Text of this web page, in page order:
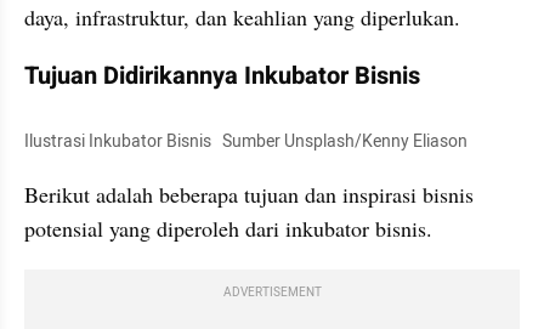
daya, infrastruktur, dan keahlian yang diperlukan.
Tujuan Didirikannya Inkubator Bisnis
Ilustrasi Inkubator Bisnis   Sumber Unsplash/Kenny Eliason
Berikut adalah beberapa tujuan dan inspirasi bisnis
potensial yang diperoleh dari inkubator bisnis.
ADVERTISEMENT